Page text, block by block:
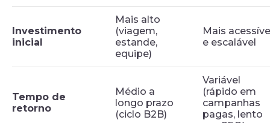
Investimento
inicial
Mais alto
(viagem,
estande,
equipe)
Mais
e escalável
Tempo de
retorno
Médio a
longo prazo
(ciclo B2B)
Variável
(rápido em
campanhas
pagas, lento